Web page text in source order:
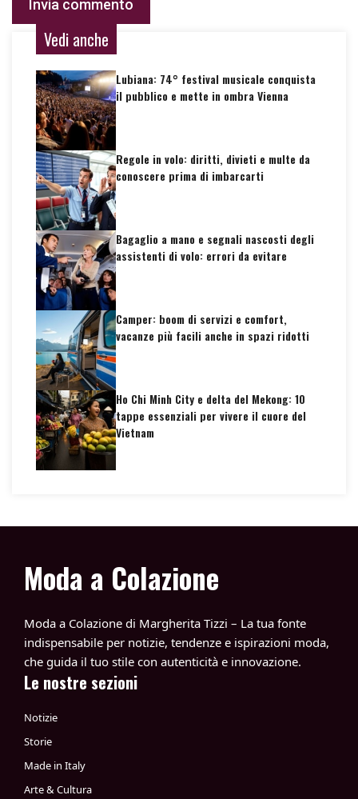
Vedi anche
Lubiana: 74° festival musicale conquista
il pubblico e mette in ombra Vienna
Regole in volo: diritti, divieti e multe da
conoscere prima di imbarcarti
Bagaglio a mano e segnali nascosti degli
assistenti di volo: errori da evitare
Camper: boom di servizi e comfort,
vacanze più facili anche in spazi ridotti
Ho Chi Minh City e delta del Mekong: 10
tappe essenziali per vivere il cuore del
Vietnam
Moda a Colazione
Moda a Colazione di Margherita Tizzi – La tua fonte
indispensabile per notizie, tendenze e ispirazioni moda,
che guida il tuo stile con autenticità e innovazione.
Le nostre sezioni
Notizie
Storie
Made in Italy
Arte & Cultura